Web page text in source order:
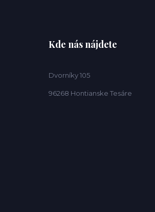
Kde nás nájdete
Dvorníky 105
96268 Hontianske Tesáre